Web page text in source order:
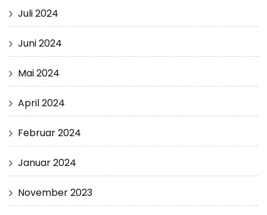
Juli 2024
Juni 2024
Mai 2024
April 2024
Februar 2024
Januar 2024
November 2023